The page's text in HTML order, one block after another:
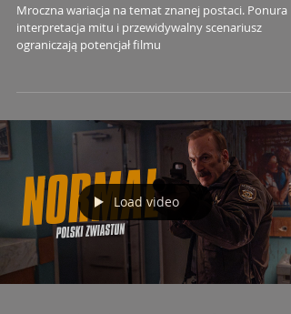
Mroczna wariacja na temat znanej postaci. Ponura
interpretacja mitu i przewidywalny scenariusz
ograniczają potencjał filmu
Load video